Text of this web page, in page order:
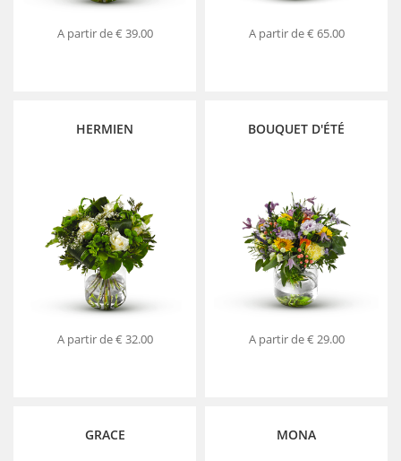
A partir de€ 39.00 A partir de€ 65.00
HERMIEN
A partir de€ 32.00
BOUQUET D'ÉTÉ
A partir de€ 29.00
GRACE MONA